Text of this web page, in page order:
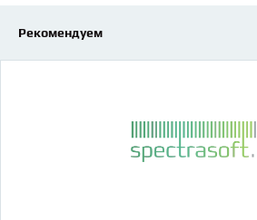
Рекомендуем